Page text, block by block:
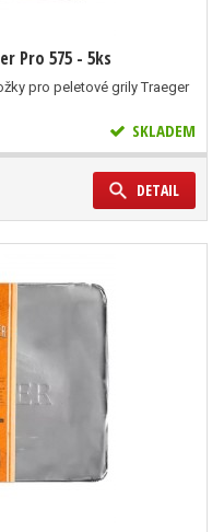
Pro 575 - 5ks
pro peletové grily Traeger
SKLADEM
DETAIL